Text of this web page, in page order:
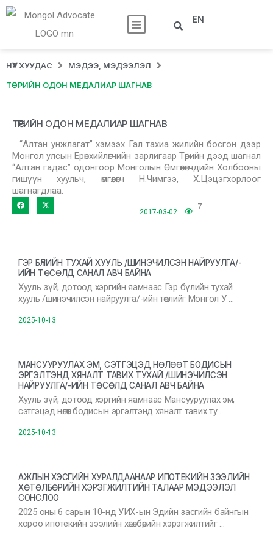
EN
НҮҮР ХУУДАС МЭДЭЭ, МЭДЭЭЛЭЛ
ТӨРИЙН ОДОН МЕДАЛИАР ШАГНАВ
ТӨРИЙН ОДОН МЕДАЛИАР ШАГНАВ
“Алтан унжлагат” хэмээх Гал тахиа жилийн босгон дээр
Монгол улсын Ерөнхийлөгчийн зарлигаар Төрийн дээд шагнал
“Алтан гадас” одонгоор Монголын Өмгөөлөгчдийн Холбооны
гишүүн хуульч, өмгөөлөгч Н.Чимгээ, Х.Цэцэгхорлоог
шагнагдлаа.
2017-03-02
7
ГЭР БҮЛИЙН ТУХАЙ ХУУЛЬ /ШИНЭЧИЛСЭН НАЙРУУЛГА/-
ИЙН ТӨСӨЛД САНАЛ АВЧ БАЙНА
Хууль зүй, дотоод хэргийн яамнаас Гэр бүлийн тухай
хууль /шинэчилсэн найруулга/-ийн төслийг Монгол У …
2025-10-13
МАНСУУРУУЛАХ ЭМ, СЭТГЭЦЭД НӨЛӨӨТ БОДИСЫН
ЭРГЭЛТЭНД ХЯНАЛТ ТАВИХ ТУХАЙ /ШИНЭЧИЛСЭН
НАЙРУУЛГА/-ИЙН ТӨСӨЛД САНАЛ АВЧ БАЙНА
Хууль зүй, дотоод хэргийн яамнаас Мансууруулах эм,
сэтгэцэд нөлөөт бодисын эргэлтэнд хяналт тавих ту …
2025-10-13
АЖЛЫН ХЭСГИЙН ХУРАЛДААНААР ИПОТЕКИЙН ЗЭЭЛИЙН
ХӨТӨЛБӨРИЙН ХЭРЭГЖИЛТИЙН ТАЛААР МЭДЭЭЛЭЛ
СОНСЛОО
2025 оны 6 сарын 10-нд УИХ-ын Эдийн засгийн байнгын
хороо ипотекийн зээлийн хөтөлбөрийн хэрэгжилтийг …